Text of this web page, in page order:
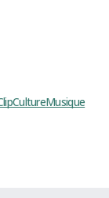
CultureMusique